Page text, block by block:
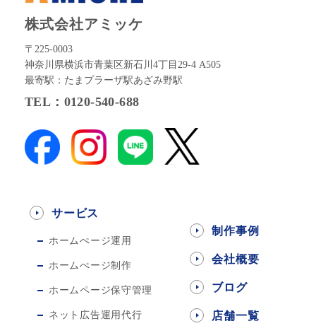
株式会社アミッケ
〒225-0003
神奈川県横浜市青葉区新石川4丁目29-4 A505
最寄駅：たまプラーザ駅あざみ野駅
TEL：0120-540-688
サービス
ホームぺージ運用
ホームぺージ制作
ホームページ保守管理
ネット広告運用代行
制作事例
会社概要
ブログ
店舗一覧